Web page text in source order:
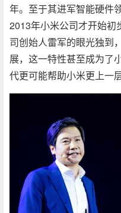
年。至于其进军智能硬件
2013年小米公司才开始初
司创始人雷军的眼光独到
展，这一特性甚至成为了
代更可能帮助小米更上一层